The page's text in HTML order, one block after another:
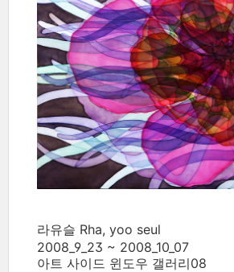
라유슬 Rha, yoo seul
2008_9_23 ~ 2008_10_07
아트 사이드 윈도우 갤러리08